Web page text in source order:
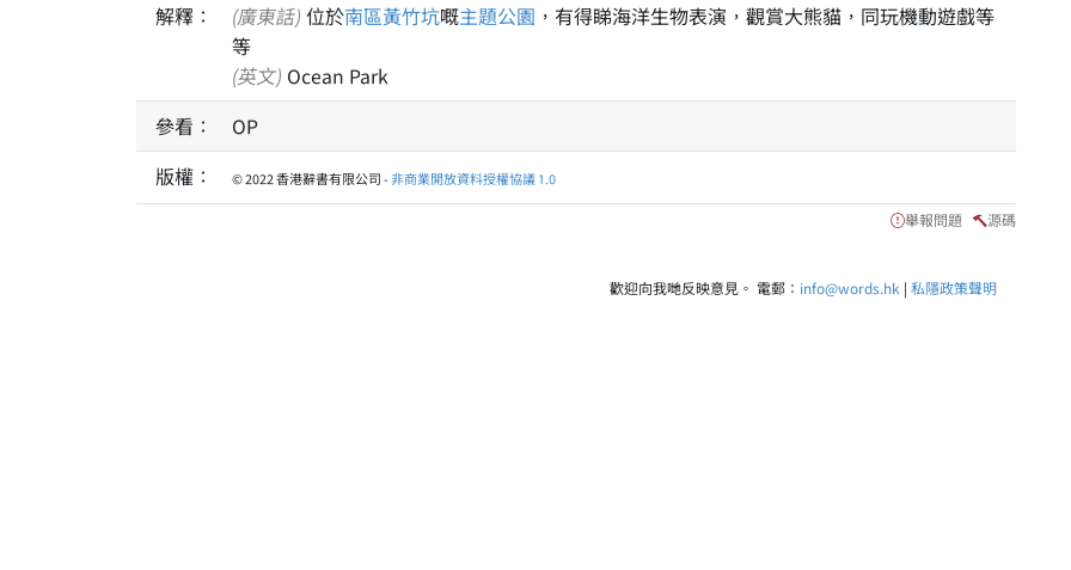
解釋： (廣東話) 位於南區黃竹坑嘅主題公園 ，有得睇海洋生物表演，觀賞大熊貓，同玩機動遊戲等
等
(英文) Ocean Park
參看：
OP
版權：
© 2022 香港辭書有限公司 -非商業開放資料授權協議 1.0
舉報問題 源碼
歡迎向我哋反映意見。 電郵： info@words.hk | 私隱政策聲明